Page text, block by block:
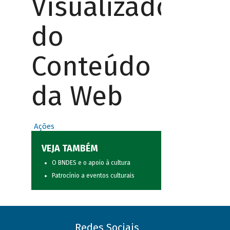
Visualizador
do
Conteúdo
da Web
Ações
VEJA TAMBÉM
O BNDES e o apoio à cultura
Patrocínio a eventos culturais
Redes Sociais